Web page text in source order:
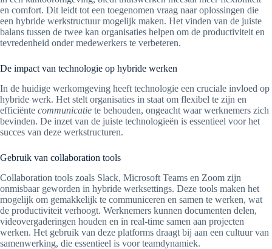
en comfort. Dit leidt tot een toegenomen vraag naar oplossingen die
een hybride werkstructuur mogelijk maken. Het vinden van de juiste
balans tussen de twee kan organisaties helpen om de productiviteit en
tevredenheid onder medewerkers te verbeteren.
De impact van technologie op hybride werken
In de huidige werkomgeving heeft technologie een cruciale invloed op
hybride werk. Het stelt organisaties in staat om flexibel te zijn en
efficiënte communicatie te behouden, ongeacht waar werknemers zich
bevinden. De inzet van de juiste technologieën is essentieel voor het
succes van deze werkstructuren.
Gebruik van collaboration tools
Collaboration tools zoals Slack, Microsoft Teams en Zoom zijn
onmisbaar geworden in hybride werksettings. Deze tools maken het
mogelijk om gemakkelijk te communiceren en samen te werken, wat
de productiviteit verhoogt. Werknemers kunnen documenten delen,
videovergaderingen houden en in real-time samen aan projecten
werken. Het gebruik van deze platforms draagt bij aan een cultuur van
samenwerking, die essentieel is voor teamdynamiek.